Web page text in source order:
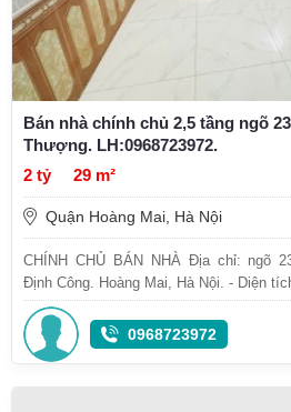
Bán nhà chính chủ 2,5 tầng ngõ
Thượng. LH:0968723972.
2 tỷ
29 m²
Quận Hoàng Mai, Hà Nội
CHÍNH CHỦ BÁN NHÀ Địa chỉ: ngõ
Định Công. Hoàng Mai, Hà Nội. - Diện
0968723972